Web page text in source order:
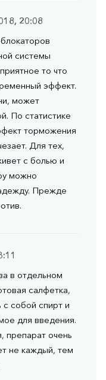
20:08
системы
то что
эффект.
может
По статистике
торможения
Для тех,
с болью и
можно
Прежде
в отдельном
салфетка,
собой спирт и
для введения.
препарат очень
не каждый, тем